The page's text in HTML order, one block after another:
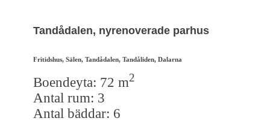
Tandådalen, nyrenoverade parhus
Fritidshus, Sälen, Tandådalen, Tandåliden, Dalarna
Boendeyta: 72 m2
Antal rum: 3
Antal bäddar: 6